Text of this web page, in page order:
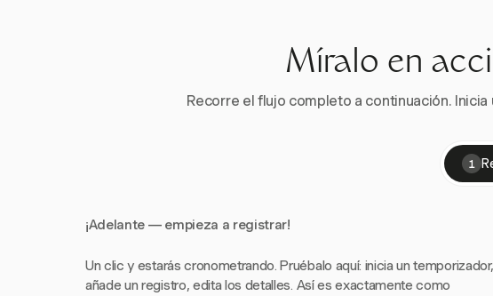
Míralo en
Recorre el flujo completo a continuación.
1
¡Adelante — empieza a registrar!
Un clic y estarás cronometrando. Pruébalo aquí: inicia un temporizador,
añade un registro, edita los detalles. Así es exactamente como